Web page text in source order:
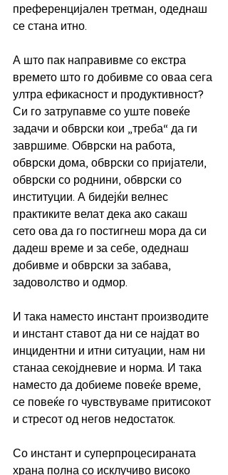
преференцијален третман, одеднаш
се стана итно.
А што пак направивме со екстра
времето што го добивме со оваа сега
ултра ефикасност и продуктивност?
Си го затрупавме со уште повеќе
задачи и обврски кои „треба“ да ги
завршиме. Обврски на работа,
обврски дома, обврски со пријатели,
обврски со роднини, обврски со
институции. А бидејќи велнес
практиките велат дека ако сакаш
сето ова да го постигнеш мора да си
дадеш време и за себе, одеднаш
добивме и обврски за забава,
задоволство и одмор.
И така наместо инстант производите
и инстант ставот да ни се најдат во
инцидентни и итни ситуации, нам ни
станаа секојдневие и норма. И така
наместо да добиеме повеќе време,
се повеќе го чувствуваме притисокот
и стресот од негов недостаток.
Со инстант и суперпроцесираната
храна полна со исклучиво високо